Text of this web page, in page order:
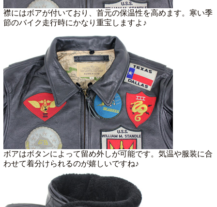
襟にはボアが付いており、首元の保温性を高めます。寒い季
節のバイク走行時にかなり重宝しますよ♪
ボアはボタンによって留め外しが可能です。気温や服装に合
わせて着分けられるのが嬉しいですね♪